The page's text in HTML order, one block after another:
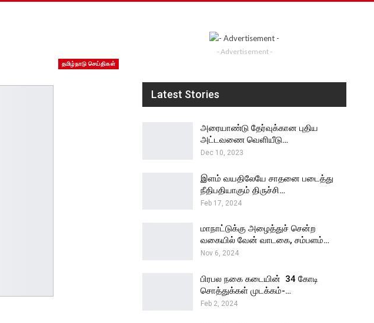
தமிழ்நாடு செய்திகள்
- Advertisement -
Latest Stories
அரையாண்டு தேர்வுக்கான புதிய
அட்டவணை வெளியீடு…
Dec 10, 2023
இளம் வயதிலேயே சாதனை படைத்து
நீதிபதியாகும் திருச்சி…
Feb 17, 2024
மாநாட்டுக்கு அழைத்துச் சென்ற
வகையில் வேன் வாடகை, சம்பளம்…
Nov 6, 2024
பிரபல நகை கடையின் ₹ 34 கோடி
சொத்துக்கள் முடக்கம்-…
Feb 2, 2024